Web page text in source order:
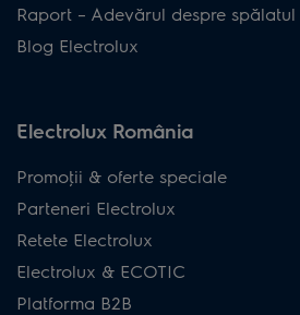
Raport – Adevărul despre
Blog Electrolux
Electrolux România
Promoţii & oferte speciale
Parteneri Electrolux
Retete Electrolux
Electrolux & ECOTIC
Platforma B2B